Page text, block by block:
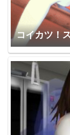
コイカツ！